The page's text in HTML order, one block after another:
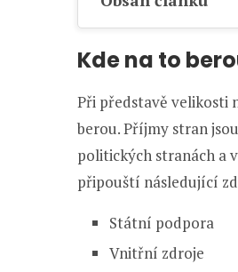
Kde na to
Při představě velikosti
berou. Příjmy stran
politických stranách a
připouští následující
Státní podpora
Vnitřní zdroje